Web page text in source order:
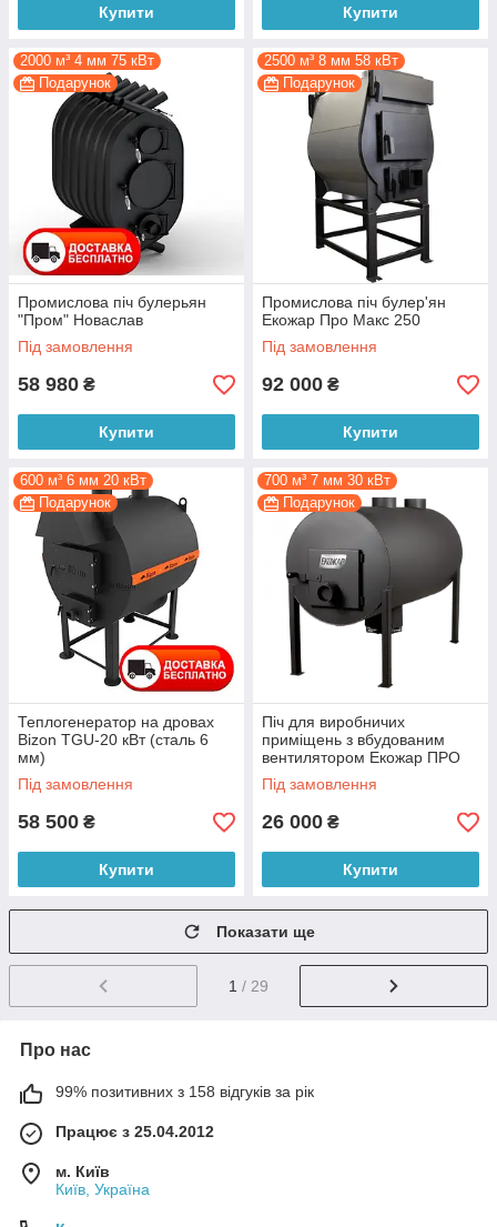
Купити Купити
2000 м³ 4 мм 75 кВт
Подарунок
Промислова піч булерьян
"Пром" Новаслав
Під замовлення
58 980 ₴
Купити
2500 м³ 8 мм 58 кВт
Подарунок
Промислова піч булер'ян
Екожар Про Макс 250
Під замовлення
92 000 ₴
Купити
600 м³ 6 мм 20 кВт
Подарунок
Теплогенератор на дровах
Bizon TGU-20 кВт (сталь 6
мм)
Під замовлення
58 500 ₴
Купити
700 м³ 7 мм 30 кВт
Подарунок
Піч для виробничих
приміщень з вбудованим
вентилятором Екожар ПРО
700 плюс
Під замовлення
26 000 ₴
Купити
Показати ще
1 / 29
Про нас
99% позитивних з 158 відгуків за рік
Працює з 25.04.2012
м. Київ
Київ, Україна